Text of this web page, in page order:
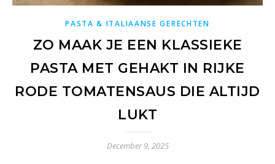
PASTA & ITALIAANSE GERECHTEN
ZO MAAK JE EEN KLASSIEKE
PASTA MET GEHAKT IN RIJKE
RODE TOMATENSAUS DIE ALTIJD
LUKT
December 9, 2025